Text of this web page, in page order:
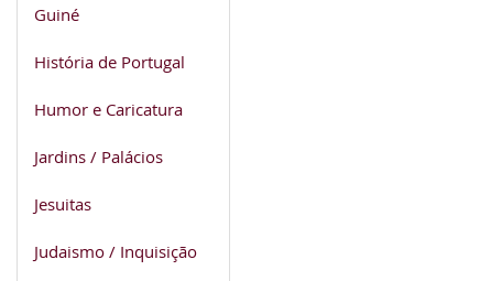
Guiné
História de Portugal
Humor e Caricatura
Jardins / Palácios
Jesuitas
Judaismo / Inquisição